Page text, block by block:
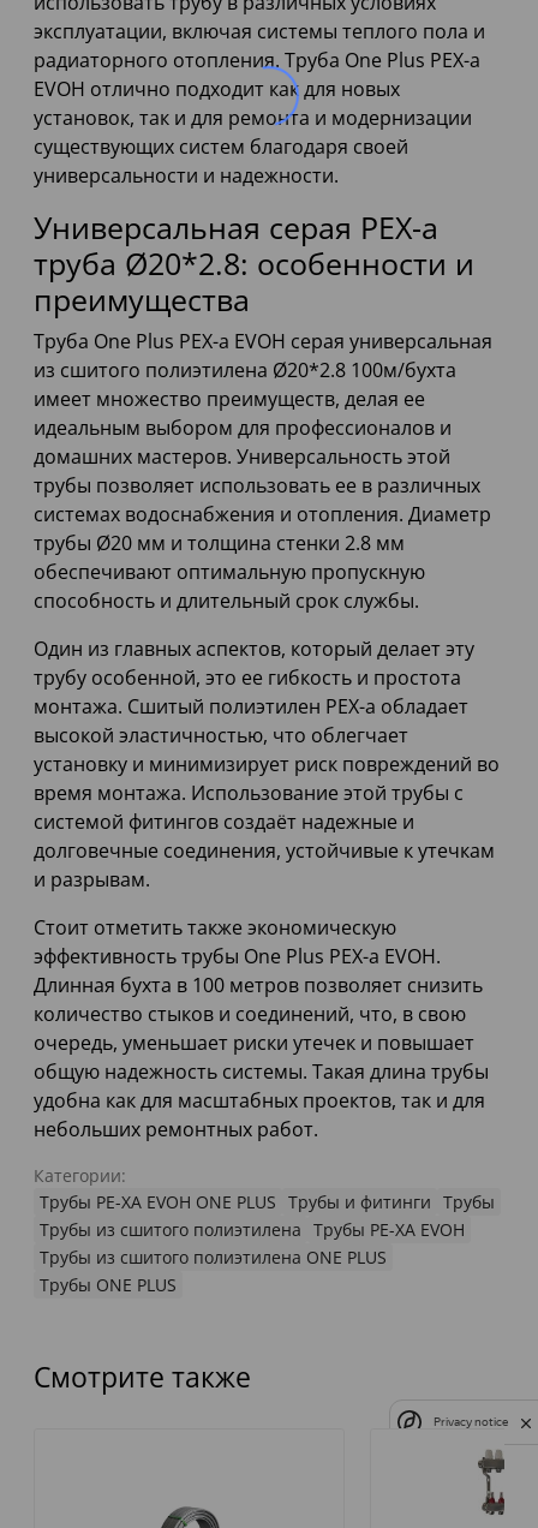
эксплуатации, включая системы теплого пола и
радиаторного отопления. Труба One Plus PEX-a
EVOH отлично подходит как для новых
установок, так и для ремонта и модернизации
существующих систем благодаря своей
универсальности и надежности.
Универсальная серая PEX-a
труба Ø20*2.8: особенности и
преимущества
Труба One Plus PEX-a EVOH серая универсальная
из сшитого полиэтилена Ø20*2.8 100м/бухта
имеет множество преимуществ, делая ее
идеальным выбором для профессионалов и
домашних мастеров. Универсальность этой
трубы позволяет использовать ее в различных
системах водоснабжения и отопления. Диаметр
трубы Ø20 мм и толщина стенки 2.8 мм
обеспечивают оптимальную пропускную
способность и длительный срок службы.
Один из главных аспектов, который делает эту
трубу особенной, это ее гибкость и простота
монтажа. Сшитый полиэтилен PEX-a обладает
высокой эластичностью, что облегчает
установку и минимизирует риск повреждений во
время монтажа. Использование этой трубы с
системой фитингов создаёт надежные и
долговечные соединения, устойчивые к утечкам
и разрывам.
Стоит отметить также экономическую
эффективность трубы One Plus PEX-a EVOH.
Длинная бухта в 100 метров позволяет снизить
количество стыков и соединений, что, в свою
очередь, уменьшает риски утечек и повышает
общую надежность системы. Такая длина трубы
удобна как для масштабных проектов, так и для
небольших ремонтных работ.
Категории:
Трубы PE-XA EVOH ONE PLUS Трубы и фитинги Трубы
Трубы из сшитого полиэтилена Трубы PE-XA EVOH
Трубы из сшитого полиэтилена ONE PLUS
Трубы ONE PLUS
Смотрите также
Privacy notice